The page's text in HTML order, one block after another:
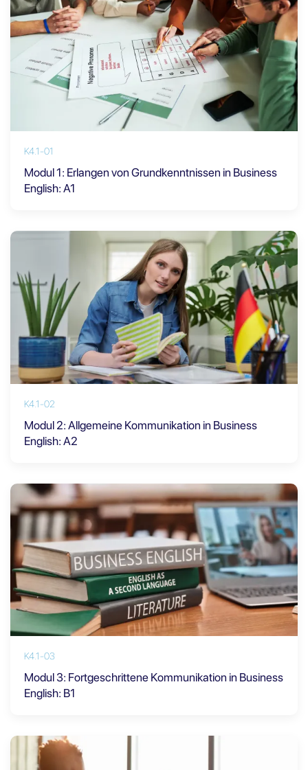
K4.1-01
Modul 1: Erlangen von Grundkenntnissen in Business
English: A1
K4.1-02
Modul 2: Allgemeine Kommunikation in Business
English: A2
K4.1-03
Modul 3: Fortgeschrittene Kommunikation in Business
English: B1